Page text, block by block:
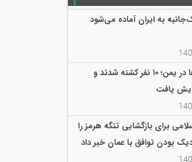
به ایران آماده می‌شود
تشدید حملات حوثی‌ها در یمن؛ ۱۰ نفر کشته شدند و
یافت
برای بازگشایی تنگه هرمز را
بودن توافق با عمان خبر داد